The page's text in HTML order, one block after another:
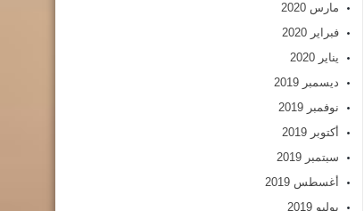
مارس 2020
فبراير 2020
يناير 2020
ديسمبر 2019
نوفمبر 2019
أكتوبر 2019
سبتمبر 2019
أغسطس 2019
يوليو 2019